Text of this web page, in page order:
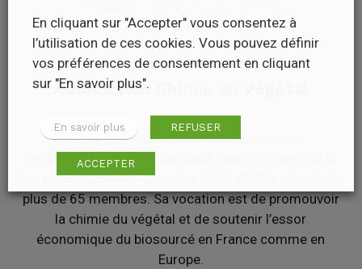
Association Chimie du Végétal
L’ACDV est l’association professionnelle
représentative de la filière de la chimie du végétal et
des bioproductions. Créée fin 2007, l’ACDV rassemble
plus de 65 membres. Sa vocation est de promouvoir
la chimie du végétal et de soutenir l’essor
économique du biosourcé en France comme en
Europe.
En cliquant sur "Accepter" vous consentez à
l’utilisation de ces cookies. Vous pouvez définir
vos préférences de consentement en cliquant
sur "En savoir plus".
En savoir plus REFUSER
ACCEPTER